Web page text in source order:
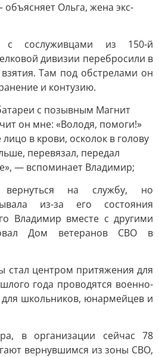
Ольга, жена экс-
с сослуживцами из 150-й
дивизии перебросили в
Там под обстрелами он
и контузию.
с позывным Магнит
он мне: «Володя, помоги!»
лицо в крови, осколок в голову
перевязал, передал
— вспоминает Владимир;
на службу, но
из-за его состояния
Владимир вместе с другими
Дом ветеранов СВО в
стал центром притяжения для
года проводятся военно-
школьников, юнармейцев и
в организации сейчас 78
вернувшимся из зоны СВО,